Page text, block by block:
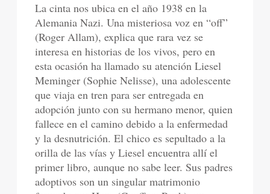
La cinta nos ubica en el año 1938 en la
Alemania Nazi. Una misteriosa voz en “off”
(Roger Allam), explica que rara vez se
interesa en historias de los vivos, pero en
esta ocasión ha llamado su atención Liesel
Meminger (Sophie Nelisse), una adolescente
que viaja en tren para ser entregada en
adopción junto con su hermano menor, quien
fallece en el camino debido a la enfermedad
y la desnutrición. El chico es sepultado a la
orilla de las vías y Liesel encuentra allí el
primer libro, aunque no sabe leer. Sus padres
adoptivos son un singular matrimonio